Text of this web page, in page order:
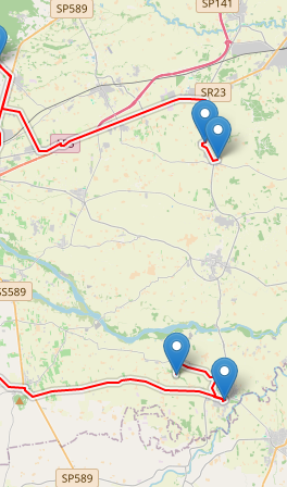
Caterina, mai portata a